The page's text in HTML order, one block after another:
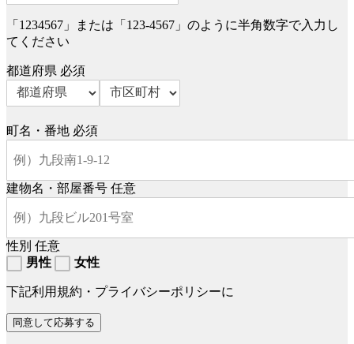
「1234567」または「123-4567」のように半角数字で入力し
てください
都道府県 必須
町名・番地 必須
建物名・部屋番号 任意
性別 任意
男性
女性
下記利用規約・プライバシーポリシーに